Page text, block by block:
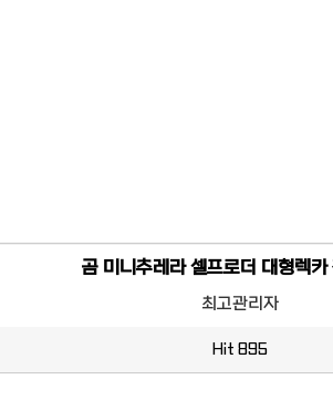
곰 미니추레라 셀프로더 대형렉카
최고관리자
Hit 895